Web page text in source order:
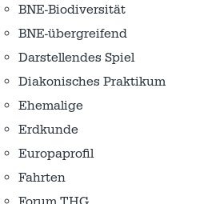
BNE-Biodiversität
BNE-übergreifend
Darstellendes Spiel
Diakonisches Praktikum
Ehemalige
Erdkunde
Europaprofil
Fahrten